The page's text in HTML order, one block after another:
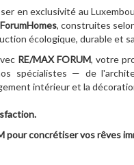
en exclusivité au
ForumHomes, construites
écologique, durable et
RE/MAX FORUM, votre
spécialistes — de
intérieur et la
pour concrétiser vos rêves